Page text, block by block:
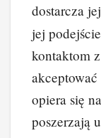
dostarcza jej
jej
kontaktom
opiera się
poszerzają